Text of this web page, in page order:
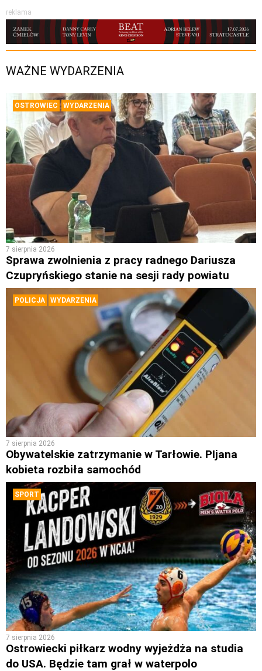
reklama
WAŻNE WYDARZENIA
OSTROWIEC WYDARZENIA
7 sierpnia 2026
Sprawa zwolnienia z pracy radnego Dariusza
Czupryńskiego stanie na sesji rady powiatu
POLICJA WYDARZENIA
7 sierpnia 2026
Obywatelskie zatrzymanie w Tarłowie. PIjana
kobieta rozbiła samochód
SPORT
7 sierpnia 2026
Ostrowiecki piłkarz wodny wyjeżdża na studia
do USA. Będzie tam grał w waterpolo